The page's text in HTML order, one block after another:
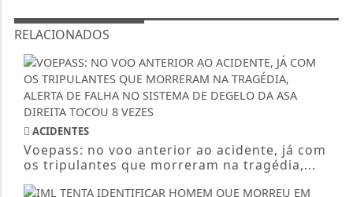
RELACIONADOS
ACIDENTES
Voepass: no voo anterior ao acidente, já com
os tripulantes que morreram na tragédia,...